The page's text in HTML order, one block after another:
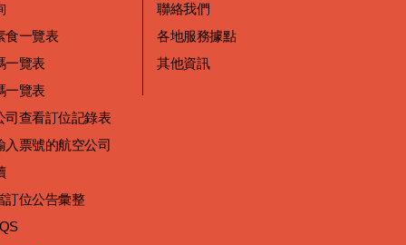
食一覽表
一覽表
一覽表
司查看訂位記錄表
入票號的航空公司
訂位公告彙整
聯絡我們
各地服務據點
其他資訊